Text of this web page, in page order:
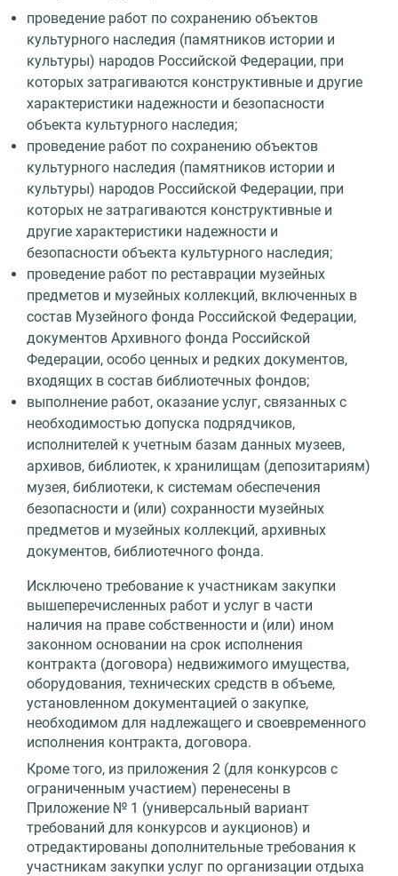
проведение работ по сохранению объектов
культурного наследия (памятников истории и
культуры) народов Российской Федерации, при
которых затрагиваются конструктивные и другие
характеристики надежности и безопасности
объекта культурного наследия;
проведение работ по сохранению объектов
культурного наследия (памятников истории и
культуры) народов Российской Федерации, при
которых не затрагиваются конструктивные и
другие характеристики надежности и
безопасности объекта культурного наследия;
проведение работ по реставрации музейных
предметов и музейных коллекций, включенных в
состав Музейного фонда Российской Федерации,
документов Архивного фонда Российской
Федерации, особо ценных и редких документов,
входящих в состав библиотечных фондов;
выполнение работ, оказание услуг, связанных с
необходимостью допуска подрядчиков,
исполнителей к учетным базам данных музеев,
архивов, библиотек, к хранилищам (депозитариям)
музея, библиотеки, к системам обеспечения
безопасности и (или) сохранности музейных
предметов и музейных коллекций, архивных
документов, библиотечного фонда.
Исключено требование к участникам закупки
вышеперечисленных работ и услуг в части
наличия на праве собственности и (или) ином
законном основании на срок исполнения
контракта (договора) недвижимого имущества,
оборудования, технических средств в объеме,
установленном документацией о закупке,
необходимом для надлежащего и своевременного
исполнения контракта, договора.
Кроме того, из приложения 2 (для конкурсов с
ограниченным участием) перенесены в
Приложение № 1 (универсальный вариант
требований для конкурсов и аукционов) и
отредактированы дополнительные требования к
участникам закупки услуг по организации отдыха